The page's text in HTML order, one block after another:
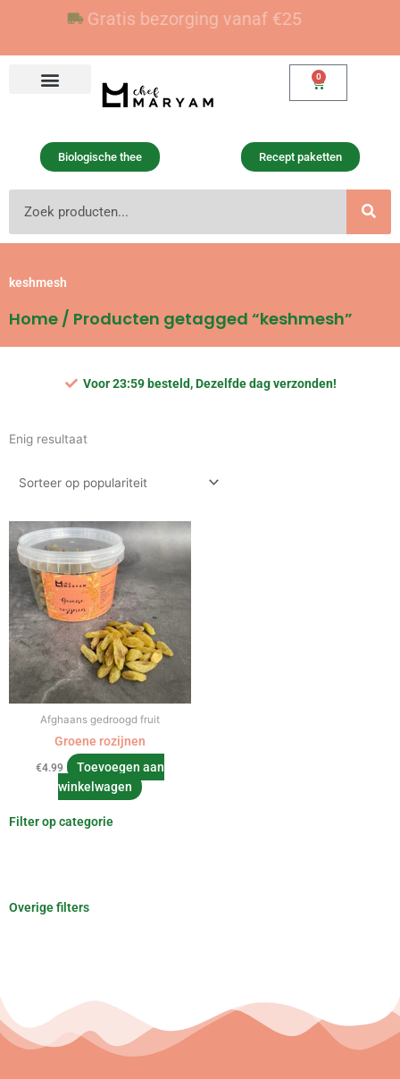
Gratis bezorging vanaf €25
Voor 23:59 besteld, vandaag verzonden
0
Winkelwagen
Biologische thee Recept paketten
keshmesh
Home / Producten getagged “keshmesh”
Filter op categorie
Overige filters
Voor 23:59 besteld, Dezelfde dag verzonden!
Enig resultaat
Afghaans gedroogd fruit
Groene rozijnen
€4.99
Toevoegen aan
winkelwagen